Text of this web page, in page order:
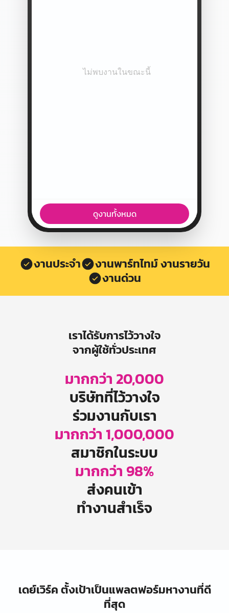
ไม่พบงานในขณะนี้
ดูงานทั้งหมด
งานประจำ
งานพาร์ทไทม์ งานรายวัน
งานด่วน
เราได้รับการไว้วางใจ
จากผู้ใช้ทั่วประเทศ
มากกว่า 20,000
บริษัทที่ไว้วางใจ
ร่วมงานกับเรา
มากกว่า 1,000,000
สมาชิกในระบบ
มากกว่า 98%
ส่งคนเข้า
ทำงานสำเร็จ
เดย์เวิร์ค ตั้งเป้าเป็นแพลตฟอร์มหางานที่ดี
ที่สุด